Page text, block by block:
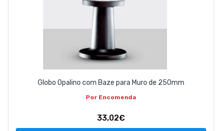
Globo Opalino com Baze para Muro de 250mm
Por Encomenda
33,02€